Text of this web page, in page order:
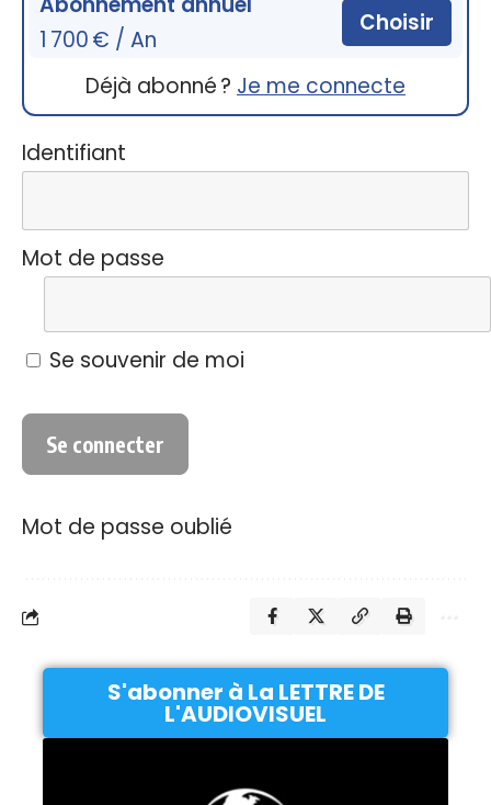
1 700 € / An
Choisir
Déjà abonné ? Je me connecte
Identifiant
Mot de passe
Se souvenir de moi
Mot de passe oublié
S'abonner à La LETTRE DE
L'AUDIOVISUEL